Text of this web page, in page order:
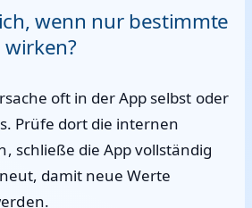
wenn nur bestimmte
oft in der App selbst oder
Prüfe dort die internen
schließe die App vollständig
damit neue Werte